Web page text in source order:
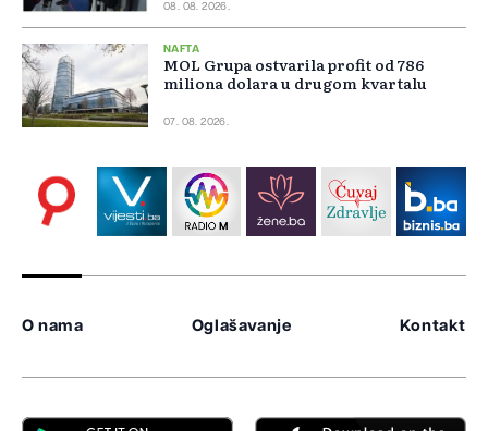
08. 08. 2026.
NAFTA
MOL Grupa ostvarila profit od 786
miliona dolara u drugom kvartalu
07. 08. 2026.
O nama Oglašavanje Kontakt